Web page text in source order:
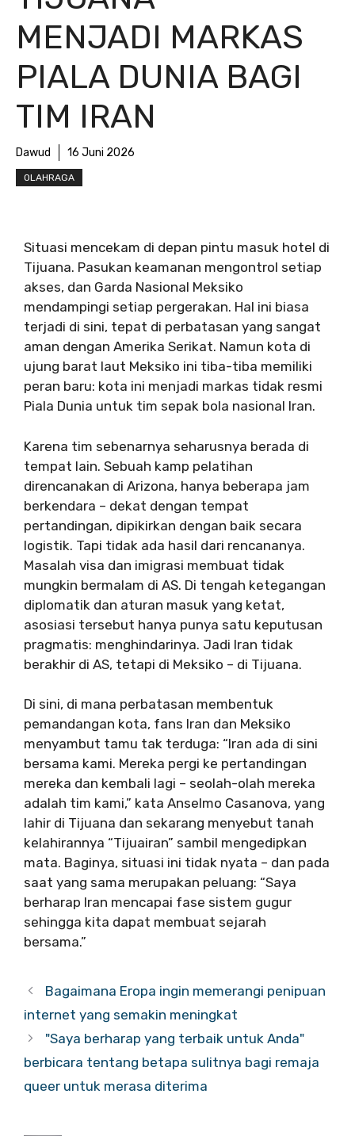
MENJADI MARKAS
PIALA DUNIA BAGI
TIM IRAN
Dawud 16 Juni 2026
OLAHRAGA
Situasi mencekam di depan pintu masuk hotel di
Tijuana. Pasukan keamanan mengontrol setiap
akses, dan Garda Nasional Meksiko
mendampingi setiap pergerakan. Hal ini biasa
terjadi di sini, tepat di perbatasan yang sangat
aman dengan Amerika Serikat. Namun kota di
ujung barat laut Meksiko ini tiba-tiba memiliki
peran baru: kota ini menjadi markas tidak resmi
Piala Dunia untuk tim sepak bola nasional Iran.
Karena tim sebenarnya seharusnya berada di
tempat lain. Sebuah kamp pelatihan
direncanakan di Arizona, hanya beberapa jam
berkendara – dekat dengan tempat
pertandingan, dipikirkan dengan baik secara
logistik. Tapi tidak ada hasil dari rencananya.
Masalah visa dan imigrasi membuat tidak
mungkin bermalam di AS. Di tengah ketegangan
diplomatik dan aturan masuk yang ketat,
asosiasi tersebut hanya punya satu keputusan
pragmatis: menghindarinya. Jadi Iran tidak
berakhir di AS, tetapi di Meksiko – di Tijuana.
Di sini, di mana perbatasan membentuk
pemandangan kota, fans Iran dan Meksiko
menyambut tamu tak terduga: “Iran ada di sini
bersama kami. Mereka pergi ke pertandingan
mereka dan kembali lagi – seolah-olah mereka
adalah tim kami,” kata Anselmo Casanova, yang
lahir di Tijuana dan sekarang menyebut tanah
kelahirannya “Tijuairan” sambil mengedipkan
mata. Baginya, situasi ini tidak nyata – dan pada
saat yang sama merupakan peluang: “Saya
berharap Iran mencapai fase sistem gugur
sehingga kita dapat membuat sejarah
bersama.”
Bagaimana Eropa ingin memerangi penipuan
internet yang semakin meningkat
"Saya berharap yang terbaik untuk Anda"
berbicara tentang betapa sulitnya bagi remaja
queer untuk merasa diterima